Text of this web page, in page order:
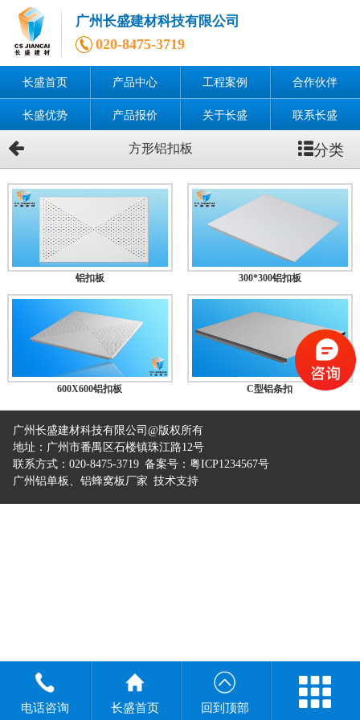
广州长盛建材科技有限公司
020-8475-3719
长盛首页 产品中心 工程案例 合作伙伴
长盛优势 产品报价 关于长盛 联系长盛
方形铝扣板 分类
铝扣板 300*300铝扣板
600X600铝扣板 C型铝条扣
广州长盛建材科技有限公司@版权所有
地址：广州市番禺区石楼镇珠江路12号
联系方式： 020-8475-3719 备案号：粤ICP1234567号
广州铝单板、铝蜂窝板厂家 技术支持
电话咨询 长盛首页 回到顶部